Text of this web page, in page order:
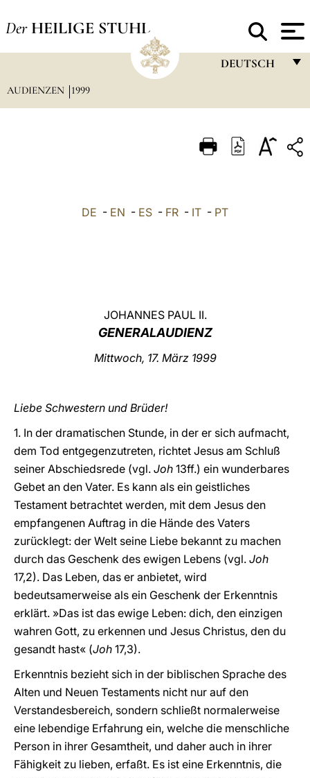
Der HEILIGE STUHL
DEUTSCH
ITALIANO
AUDIENZEN 1999
DE - EN - ES - FR - IT - PT
JOHANNES PAUL II.
GENERALAUDIENZ
Mittwoch, 17. März 1999
Liebe Schwestern und Brüder!
1. In der dramatischen Stunde, in der er sich aufmacht,
dem Tod entgegenzutreten, richtet Jesus am Schluß
seiner Abschiedsrede (vgl. Joh 13ff.) ein wunderbares
Gebet an den Vater. Es kann als ein geistliches
Testament betrachtet werden, mit dem Jesus den
empfangenen Auftrag in die Hände des Vaters
zurücklegt: der Welt seine Liebe bekannt zu machen
durch das Geschenk des ewigen Lebens (vgl. Joh
17,2). Das Leben, das er anbietet, wird
bedeutsamerweise als ein Geschenk der Erkenntnis
erklärt. »Das ist das ewige Leben: dich, den einzigen
wahren Gott, zu erkennen und Jesus Christus, den du
gesandt hast« (Joh 17,3).
Erkenntnis bezieht sich in der biblischen Sprache des
Alten und Neuen Testaments nicht nur auf den
Verstandesbereich, sondern schließt normalerweise
eine lebendige Erfahrung ein, welche die menschliche
Person in ihrer Gesamtheit, und daher auch in ihrer
Fähigkeit zu lieben, erfaßt. Es ist eine Erkenntnis, die